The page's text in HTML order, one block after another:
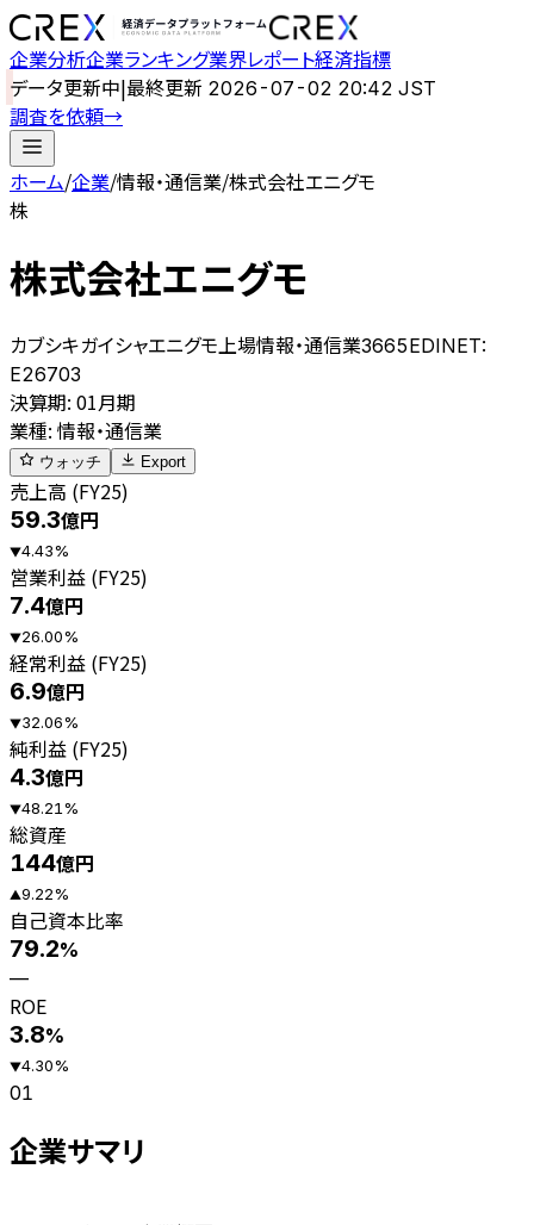
企業分析企業ランキング業界レポート経済指標
データ更新中|最終更新 2026-07-02 20:42 JST
調査を依頼→
ホーム/企業/情報・通信業/株式会社エニグモ
株
株式会社エニグモ
カブシキガイシャエニグモ 上場情報・通信業3665EDINET:
E26703
決算期: 01月期
業種: 情報・通信業
ウォッチ Export
売上高 (FY25)
59.3億円
▼4.43%
営業利益 (FY25)
7.4億円
▼26.00%
経常利益 (FY25)
6.9億円
▼32.06%
純利益 (FY25)
4.3億円
▼48.21 %
総資産
144億円
▲9.22%
自己資本比率
79.2%
—
ROE
3.8%
▼4.30%
01
企業サマリ